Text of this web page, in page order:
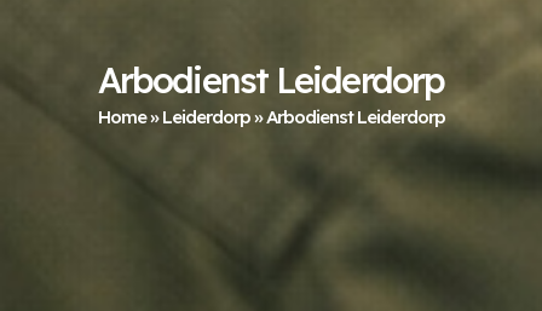
Arbodienst Leiderdorp
Home»Leiderdorp»Arbodienst Leiderdorp